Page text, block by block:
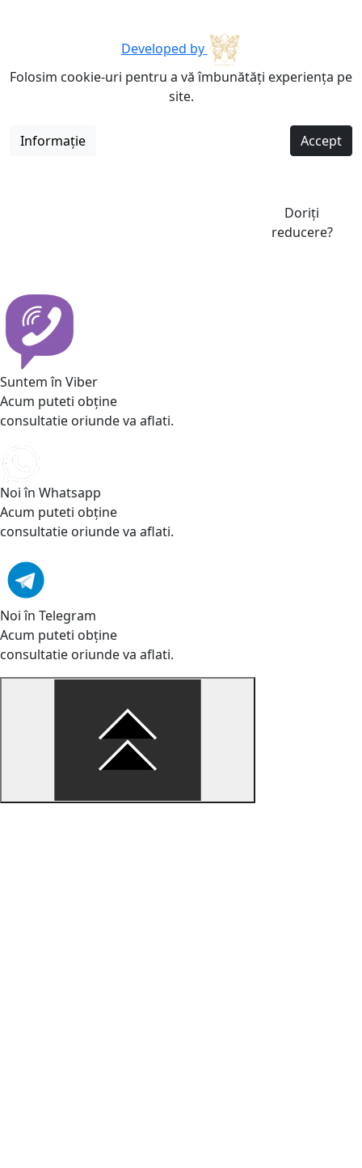
Developed by
Folosim cookie-uri pentru a vă îmbunătăți experiența pe
site.
Informație Accept
Doriți
reducere?
Suntem în Viber
Acum puteti obține
consultatie oriunde va aflati.
Noi în Whatsapp
Acum puteti obține
consultatie oriunde va aflati.
Noi în Telegram
Acum puteti obține
consultatie oriunde va aflati.